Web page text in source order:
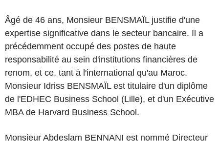
Âgé de 46 ans, Monsieur BENSMAÏL justiﬁe d'une
expertise signiﬁcative dans le secteur bancaire. Il a
précédemment occupé des postes de haute
responsabilité au sein d'institutions ﬁnancières de
renom, et ce, tant à l'international qu'au Maroc.
Monsieur Idriss BENSMAÏL est titulaire d'un diplôme
de l'EDHEC Business School (Lille), et d'un Exécutive
MBA de Harvard Business School.
Monsieur Abdeslam BENNANI est nommé Directeur